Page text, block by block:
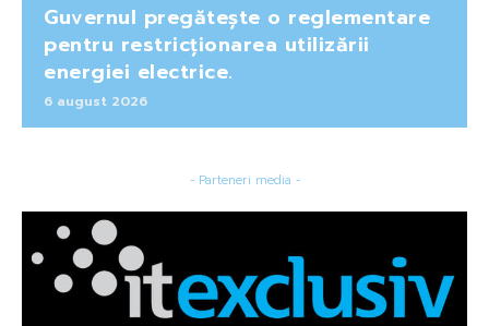
Guvernul pregătește o reglementare
pentru restricționarea utilizării
energiei electrice.
6 august 2026
- Parteneri media -